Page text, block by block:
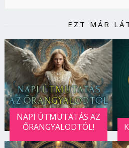
EZT MÁR
NAPI ÚTMUTATÁS AZ
ŐRANGYALODTÓL!